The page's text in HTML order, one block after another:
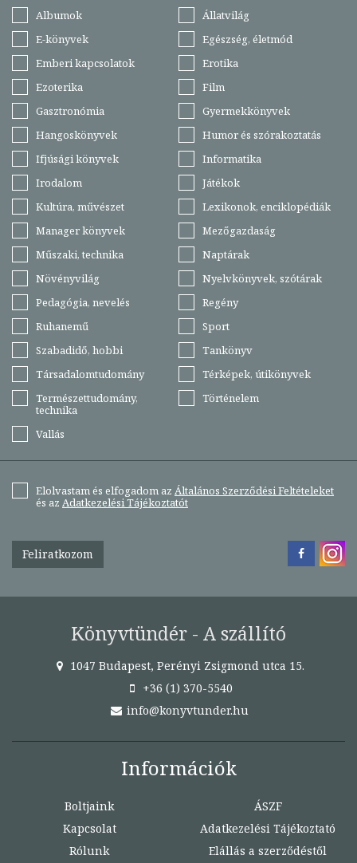
Albumok
Állatvilág
E-könyvek
Egészség, életmód
Emberi kapcsolatok
Erotika
Ezoterika
Film
Gasztronómia
Gyermekkönyvek
Hangoskönyvek
Humor és szórakoztatás
Ifjúsági könyvek
Informatika
Irodalom
Játékok
Kultúra, művészet
Lexikonok, enciklopédiák
Manager könyvek
Mezőgazdaság
Műszaki, technika
Naptárak
Növényvilág
Nyelvkönyvek, szótárak
Pedagógia, nevelés
Regény
Ruhanemű
Sport
Szabadidő, hobbi
Tankönyv
Társadalomtudomány
Térképek, útikönyvek
Természettudomány,
technika
Történelem
Vallás
Elolvastam és elfogadom az Általános Szerződési Feltételeket
és az Adatkezelési Tájékoztatót
Feliratkozom
Könyvtündér - A szállító
1047 Budapest, Perényi Zsigmond utca 15.
+36 (1) 370-5540
info@konyvtunder.hu
Információk
Boltjaink
Kapcsolat
Rólunk
ÁSZF
Adatkezelési Tájékoztató
Elállás a szerződéstől